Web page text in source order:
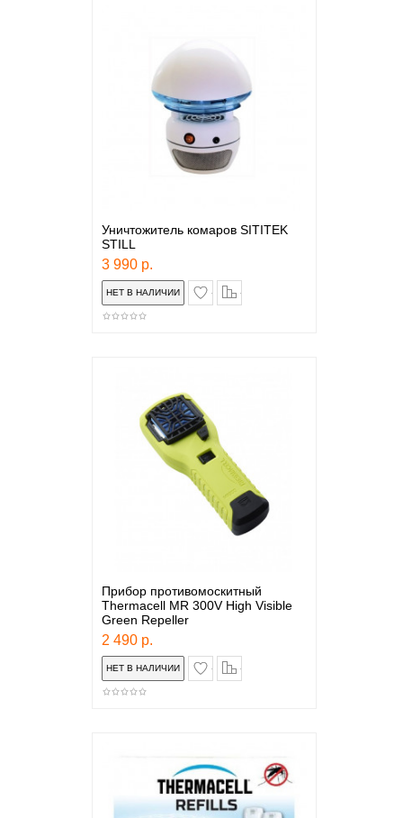
Уничтожитель комаров SITITEK
STILL
3 990 р.
в закладки
Прибор противомоскитный
Thermacell MR 300V High Visible
Green Repeller
2 490 р.
в закладки